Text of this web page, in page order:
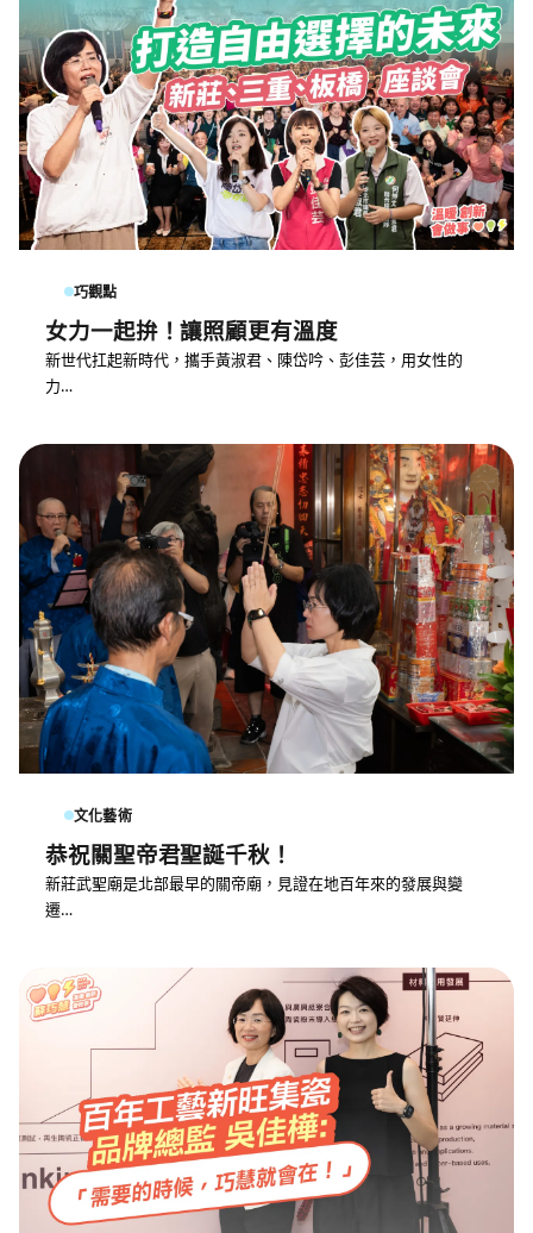
巧觀點
女力一起拚！讓照顧更有溫度
新世代扛起新時代，攜手黃淑君、陳岱吟、彭佳芸，用女性的
力…
文化藝術
恭祝關聖帝君聖誕千秋！
新莊武聖廟是北部最早的關帝廟，見證在地百年來的發展與變
遷…